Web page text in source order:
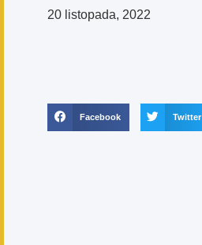
20 listopada, 2022
Facebook Twitter